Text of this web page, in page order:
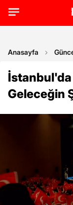
Anasayfa
İstanbul'da
Geleceğin